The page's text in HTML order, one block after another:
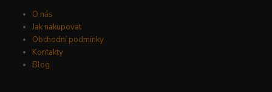
O nás
Jak nakupovat
Obchodní podmínky
Kontakty
Blog